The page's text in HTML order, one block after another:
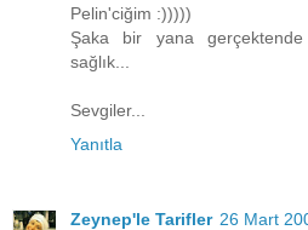
Pelin'ciğim :)))))
Şaka bir yana
sağlık...
Sevgiler...
Yanıtla
Zeynep'le Tarifler 26 Mart